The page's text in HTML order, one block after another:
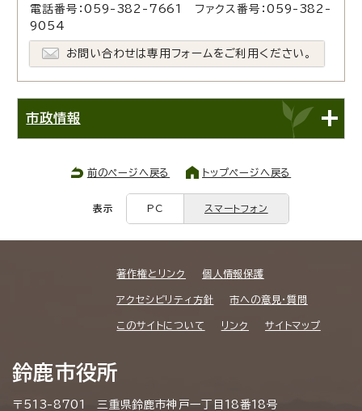
電話番号：059-382-7661 ファクス番号：059-382-
9054
お問い合わせは専用フォームをご利用ください。
市政情報
前のページへ戻る トップページへ戻る
表示 PC スマートフォン
著作権とリンク 個人情報保護
アクセシビリティ方針 市への意見・質問
このサイトについて リンク サイトマップ
鈴鹿市役所
〒513-8701 三重県鈴鹿市神戸一丁目18番18号